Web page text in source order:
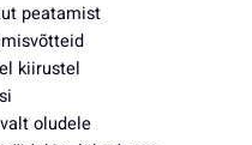
peatamist
kiirustel
oludele